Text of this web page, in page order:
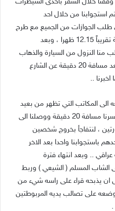
وقفنا خلال السفر باحدى السيطرات
استجوابنا من خلال احد
طلب الجوازات من الجميع مع طرح
بعض الاسئلة علينا وكانت الساعة تقريباً 12.15 ظهرا ، وبعد
منا النزول من السيارة والذهاب
معه الى مكاتب على حد قولهِ تبعد مسافة 20 دقيقة عن الشارع
..
الى المكاتب التي تظهر من بعيد
وكأنها غرف مهجورة ومتروكة .. سرنا مسافة 20 دقيقة ووصلنا الى
، لنتفاجأ بخروج شخصين
باستجوابنا واحدا بعد الاخر
.. وبعد انتهاء فترة
الشاب المسلم ( الشيعي ) وربط
ان يذبحه قراء على راسه شيء من
على تصالب يديه المربوطتين